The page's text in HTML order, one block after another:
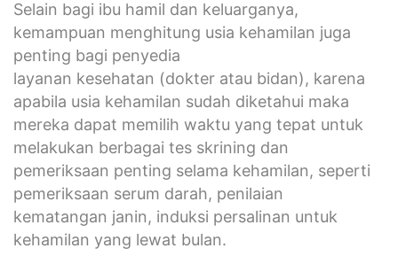
Selain bagi ibu hamil dan keluarganya,
kemampuan menghitung usia kehamilan juga
penting bagi penyedia
layanan kesehatan (dokter atau bidan), karena
apabila usia kehamilan sudah diketahui maka
mereka dapat memilih waktu yang tepat untuk
melakukan berbagai tes skrining dan
pemeriksaan penting selama kehamilan, seperti
pemeriksaan serum darah, penilaian
kematangan janin, induksi persalinan untuk
kehamilan yang lewat bulan.